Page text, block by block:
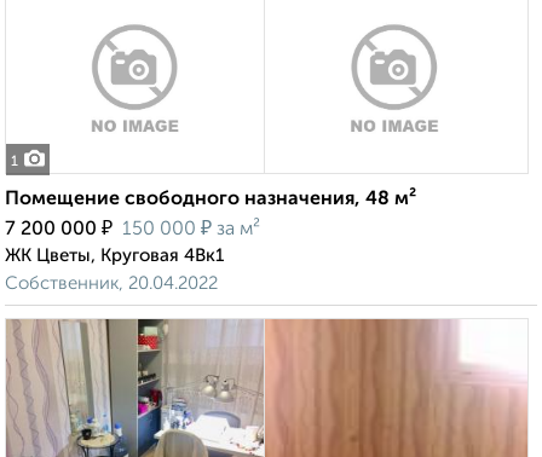
1
Помещение свободного назначения, 48 м²
7 200 000 ₽ 150 000 ₽ за м²
ЖК Цветы, Круговая 4Вк1
Собственник, 20.04.2022